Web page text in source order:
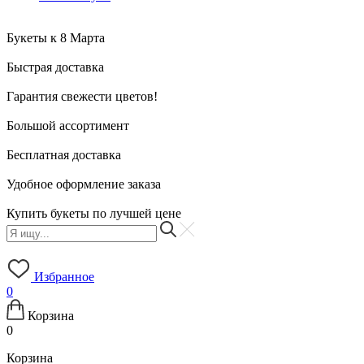
Букеты к 8 Марта
Быстрая доставка
Гарантия свежести цветов!
Большой ассортимент
Бесплатная доставка
Удобное оформление заказа
Купить букеты по лучшей цене
Избранное
0
Корзина
0
Корзина